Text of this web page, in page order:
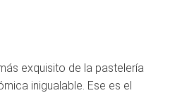
exquisito de la pastelería
inigualable. Ese es el